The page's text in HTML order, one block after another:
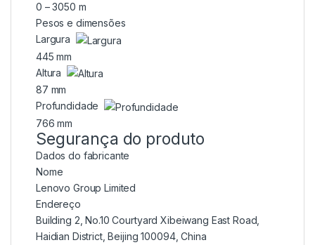
0 – 3050 m
Pesos e dimensões
Largura
445 mm
Altura
87 mm
Profundidade
766 mm
Segurança do produto
Dados do fabricante
Nome
Lenovo Group Limited
Endereço
Building 2, No.10 Courtyard Xibeiwang East Road,
Haidian District, Beijing 100094, China